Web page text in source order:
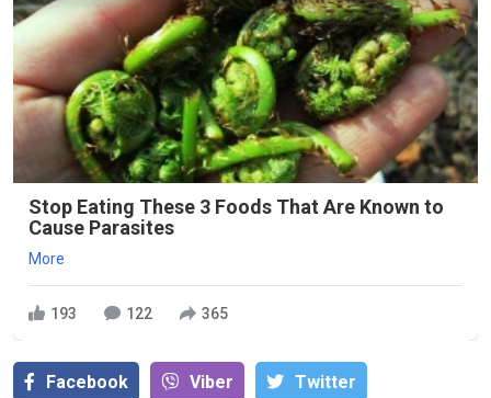
Stop Eating These 3 Foods That Are Known to
Cause Parasites
More
193 122 365
Facebook Viber Тwitter